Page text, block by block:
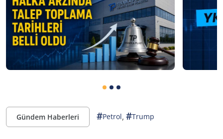
Gündem Haberleri #Petrol, #Trump